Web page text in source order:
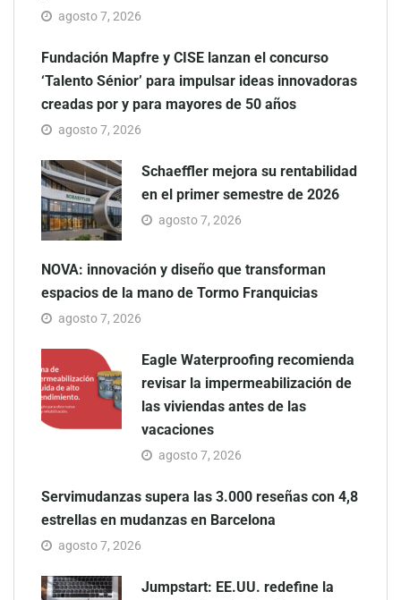
agosto 7, 2026
Fundación Mapfre y CISE lanzan el concurso
‘Talento Sénior’ para impulsar ideas innovadoras
creadas por y para mayores de 50 años
agosto 7, 2026
Schaeffler mejora su rentabilidad
en el primer semestre de 2026
agosto 7, 2026
NOVA: innovación y diseño que transforman
espacios de la mano de Tormo Franquicias
agosto 7, 2026
Eagle Waterproofing recomienda
revisar la impermeabilización de
las viviendas antes de las
vacaciones
agosto 7, 2026
Servimudanzas supera las 3.000 reseñas con 4,8
estrellas en mudanzas en Barcelona
agosto 7, 2026
Jumpstart: EE.UU. redefine la